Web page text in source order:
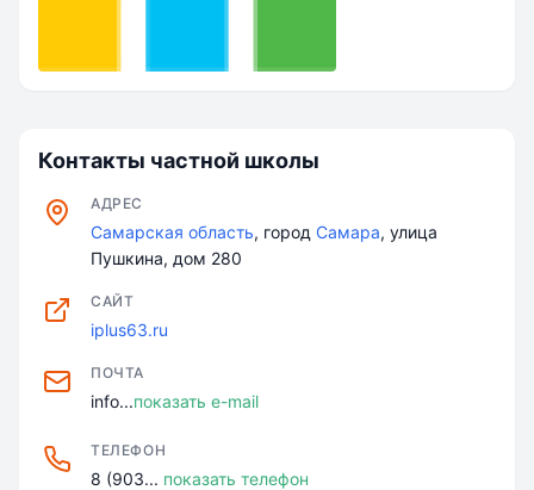
Контакты частной школы
АДРЕС
Самарская область, город Самара, улица
Пушкина, дом 280
САЙТ
iplus63.ru
ПОЧТА
info...показать e-mail
ТЕЛЕФОН
8 (903... показать телефон